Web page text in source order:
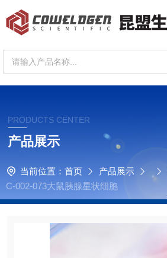
PRODUCTS CENTER
产品展示
当前位置： 首页 产品展示
C-002-073大鼠胰腺星状细胞